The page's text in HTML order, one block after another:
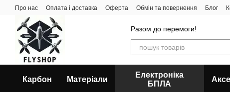
Перейти до основного контенту
Про нас Оплата і доставка Оферта Обмін та повернення Блог
Разом до перемоги!
Карбон Матеріали
Електроніка
БПЛА